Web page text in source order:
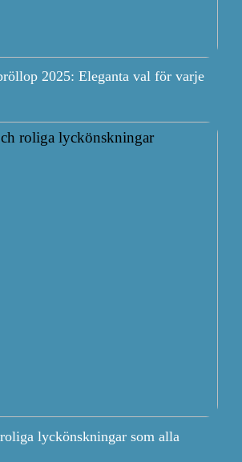
2025: Eleganta val för varje
lyckönskningar som alla